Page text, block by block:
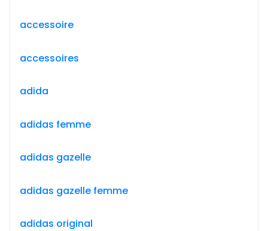
accessoire
accessoires
adida
adidas femme
adidas gazelle
adidas gazelle femme
adidas original